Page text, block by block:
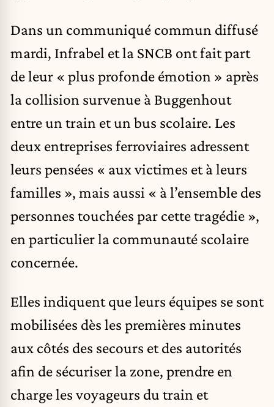
Dans un communiqué commun diffusé
mardi, Infrabel et la SNCB ont fait part
de leur « plus profonde émotion » après
la collision survenue à Buggenhout
entre un train et un bus scolaire. Les
deux entreprises ferroviaires adressent
leurs pensées « aux victimes et à leurs
familles », mais aussi « à l’ensemble des
personnes touchées par cette tragédie »,
en particulier la communauté scolaire
concernée.
Elles indiquent que leurs équipes se sont
mobilisées dès les premières minutes
aux côtés des secours et des autorités
afin de sécuriser la zone, prendre en
charge les voyageurs du train et